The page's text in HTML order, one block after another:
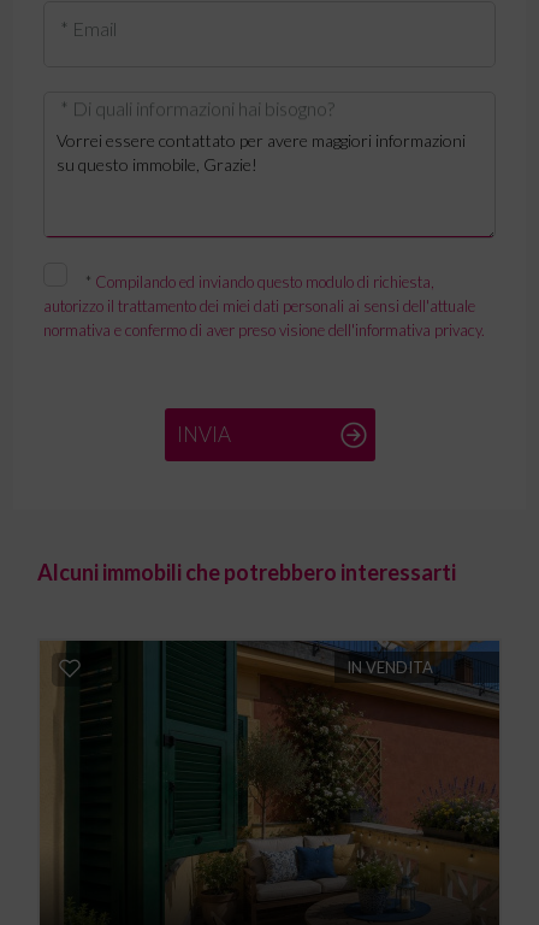
* Email
* Di quali informazioni hai bisogno?
* Compilando ed inviando questo modulo di richiesta,
autorizzo il trattamento dei miei dati personali ai sensi dell'attuale
normativa e confermo di aver preso visione dell'informativa privacy.
INVIA
Alcuni immobili che potrebbero interessarti
IN VENDITA